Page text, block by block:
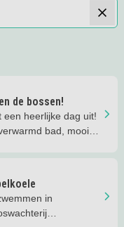
de bossen!
een heerlijke dag uit!
bad, mooie
in